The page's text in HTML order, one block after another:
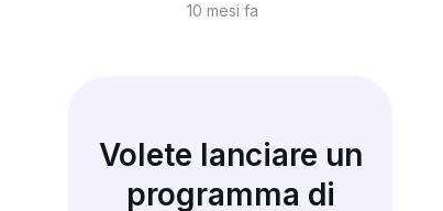
10 mesi fa
Volete lanciare un
programma di